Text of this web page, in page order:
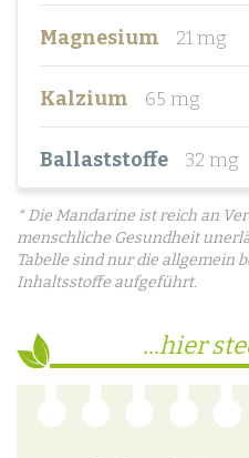
Magnesium 21 mg
Kalzium 65 mg
Ballaststoffe 32 mg
* Die Mandarine ist reich an
menschliche Gesundheit
Tabelle sind nur die allgemein
Inhaltsstoffe aufgeführt.
...hier